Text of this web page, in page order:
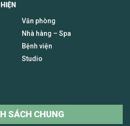
Văn phòng
Nhà hàng – Spa
Bệnh viện
Studio
SÁCH CHUNG